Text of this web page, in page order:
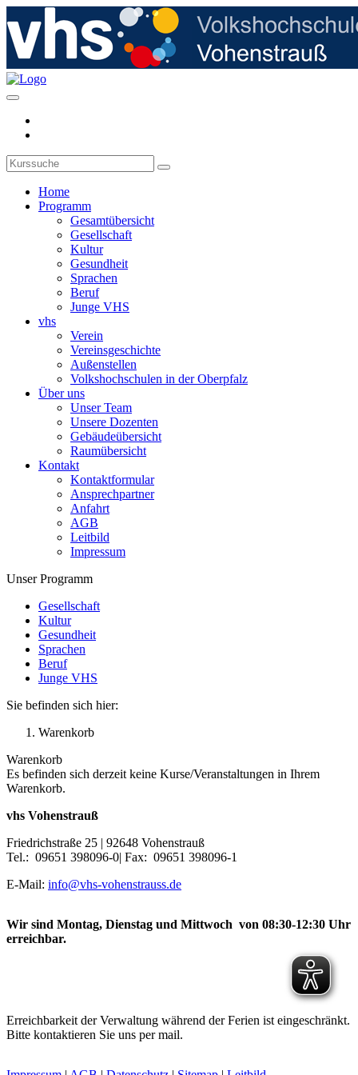
Home
Programm
Gesamtübersicht
Gesellschaft
Kultur
Gesundheit
Sprachen
Beruf
Junge VHS
vhs
Verein
Vereinsgeschichte
Außenstellen
Volkshochschulen in der Oberpfalz
Über uns
Unser Team
Unsere Dozenten
Gebäudeübersicht
Raumübersicht
Kontakt
Kontaktformular
Ansprechpartner
Anfahrt
AGB
Leitbild
Impressum
Unser Programm
Gesellschaft
Kultur
Gesundheit
Sprachen
Beruf
Junge VHS
Sie befinden sich hier:
Warenkorb
Warenkorb
Es befinden sich derzeit keine Kurse/Veranstaltungen in Ihrem
Warenkorb.
vhs Vohenstrauß
Friedrichstraße 25 | 92648 Vohenstrauß
Tel.: 09651 398096-0| Fax: 09651 398096-1
E-Mail: info@vhs-vohenstrauss.de
Wir sind Montag, Dienstag und Mittwoch von 08:30-12:30 Uhr
erreichbar.
Erreichbarkeit der Verwaltung während der Ferien ist eingeschränkt.
Bitte kontaktieren Sie uns per mail.